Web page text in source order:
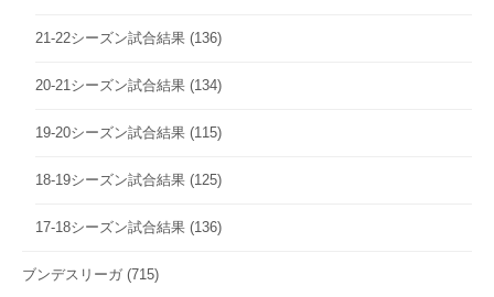
21-22シーズン試合結果 (136)
20-21シーズン試合結果 (134)
19-20シーズン試合結果 (115)
18-19シーズン試合結果 (125)
17-18シーズン試合結果 (136)
ブンデスリーガ (715)